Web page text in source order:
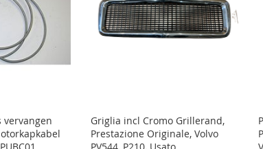
vervangen
Griglia incl Cromo Grillerand,
Prestazione Originale, Volvo